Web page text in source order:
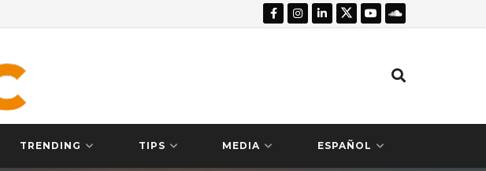
TRENDING TIPS MEDIA ESPAÑOL